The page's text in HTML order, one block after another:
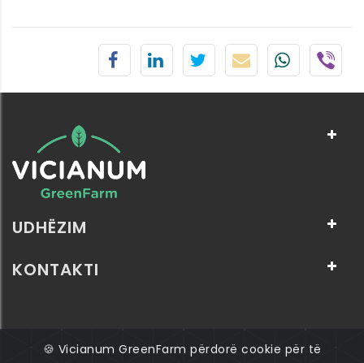
UDHËZIM
KONTAKTI
© 2026 Të gjitha të drejtat e rezervuara: Vicianum
🍪 Vicianum GreenFarm përdorë cookie për të